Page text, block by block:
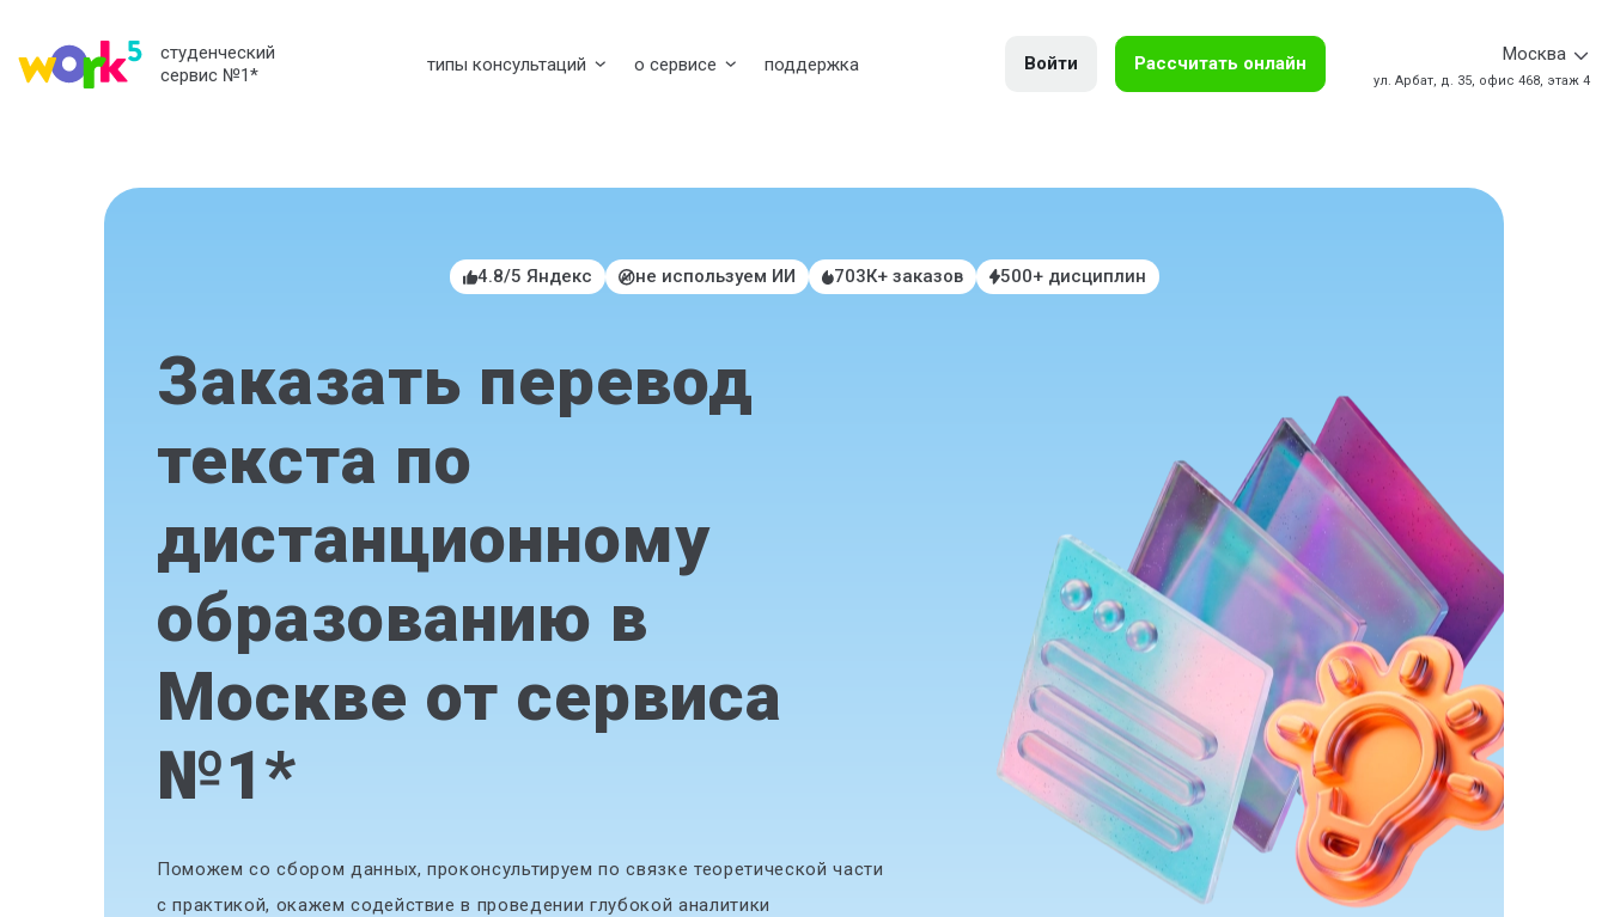
студенческий
сервис №1* типы консультаций о сервисе поддержка Войти Рассчитать онлайн Москва
ул. Арбат, д. 35, офис 468, этаж 4
4.8/5 Яндекс не используем ИИ 703К+ заказов 500+ дисциплин
Заказать перевод
текста по
дистанционному
образованию в
Москве от сервиса
№1*
Поможем со сбором данных, проконсультируем по связке теоретической части
с практикой, окажем содействие в проведении глубокой аналитики